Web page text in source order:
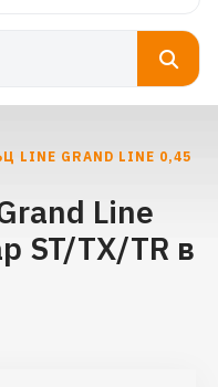
GRAND LINE 0,45
Line
ST/TX/TR в